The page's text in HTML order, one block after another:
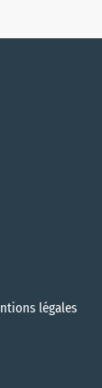
légales